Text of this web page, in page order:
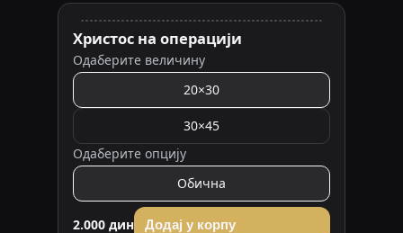
Христос на операцији
Одаберите величину
20×30
30×45
Одаберите опцију
Обична
2.000 дин Додај у корпу